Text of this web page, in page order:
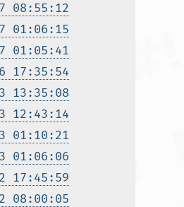
08:55:12
01:06:15
01:05:41
17:35:54
13:35:08
12:43:14
01:10:21
01:06:06
17:45:59
08:00:05